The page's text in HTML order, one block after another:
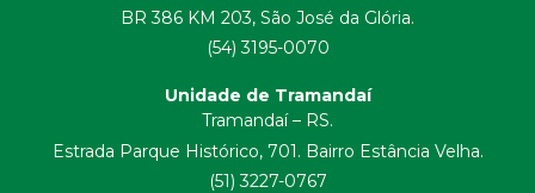
BR 386 KM 203, São José da Glória.
(54) 3195-0070
Unidade de Tramandaí
Tramandaí – RS.
Estrada Parque Histórico, 701. Bairro Estância Velha.
(51) 3227-0767